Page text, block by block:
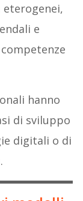
e
hanno
di sviluppo
digitali o di